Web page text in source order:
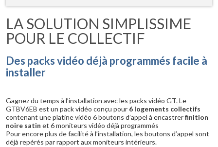
LA SOLUTION SIMPLISSIME
POUR LE COLLECTIF
Des packs vidéo déjà programmés facile à
installer
Gagnez du temps à l’installation avec les packs vidéo GT. Le
GTBV6EB est un pack vidéo conçu pour 6 logements collectifs
contenant une platine vidéo 6 boutons d’appel à encastrerfinition
noire satin et 6 moniteurs vidéo déjà programmés
Pour encore plus de facilité à l’installation, les boutons d’appel sont
déjà repérés par rapport aux moniteurs intérieurs.